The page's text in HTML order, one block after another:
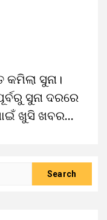
ସୁନା।
ସୁନା ଦରରେ
ଖୁସି ଖବର...